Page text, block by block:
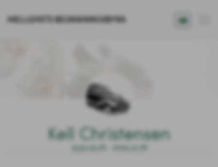
MELLQVISTS BEGRAVNINGSBYRÅ
Kell Christensen
1935.05.26 - 2025.12.26